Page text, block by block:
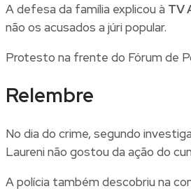
A defesa da família explicou à TV
não os acusados a júri popular.
Protesto na frente do Fórum de
Relembre
No dia do crime, segundo
Laureni não gostou da ação do
A polícia também descobriu na